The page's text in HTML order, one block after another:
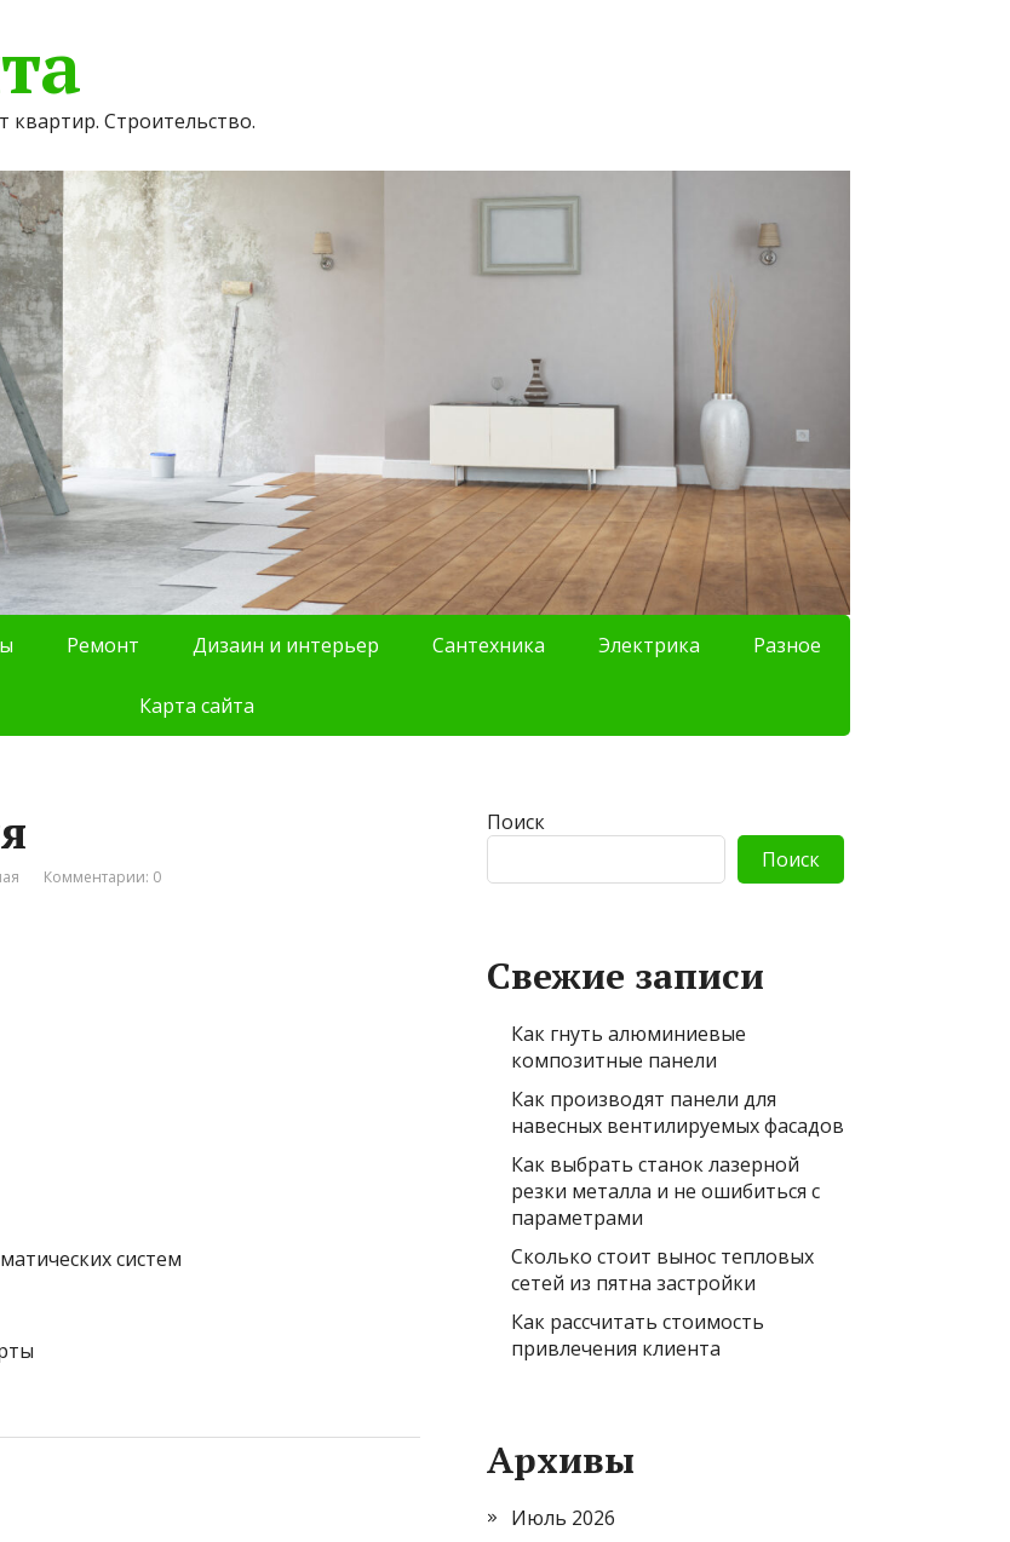
Строительство.
Ремонт Дизаин и интерьер Сантехника Электрика Разное
Карта сайта
Комментарии: 0
систем
Поиск
Поиск
Свежие записи
Как гнуть алюминиевые
композитные панели
Как производят панели для
навесных вентилируемых фасадов
Как выбрать станок лазерной
резки металла и не ошибиться с
параметрами
Сколько стоит вынос тепловых
сетей из пятна застройки
Как рассчитать стоимость
привлечения клиента
Архивы
Июль 2026